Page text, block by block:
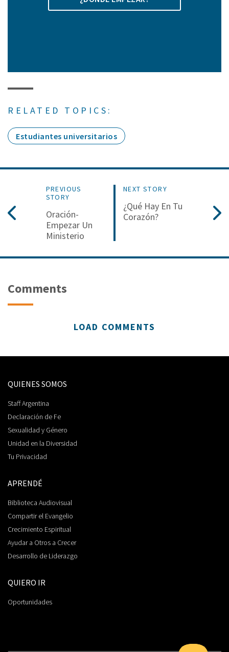
RELATED TOPICS:
Estudiantes universitarios
PREVIOUS
STORY
Oración-
Empezar Un
Ministerio
NEXT STORY
¿Qué Hay En Tu
Corazón?
Comments
LOAD COMMENTS
QUIENES SOMOS
Staff Argentina
Declaración de Fe
Sexualidad y Género
Unidad en la Diversidad
Tu Privacidad
APRENDÉ
Biblioteca Audiovisual
Compartir el Evangelio
Crecimiento Espiritual
Ayudar a Otros a Crecer
Desarrollo de Liderazgo
QUIERO IR
Oportunidades